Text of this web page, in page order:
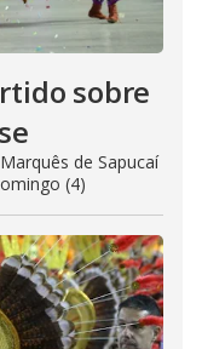
sobre
de Sapucaí
(4)